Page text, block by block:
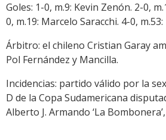
Goles: 1-0, m.9: Kevin Zenón. 2-0,
0, m.19: Marcelo Saracchi. 4-0,
Árbitro: el chileno Cristian Garay
Pol Fernández y Mancilla.
Incidencias: partido válido por la
D de la Copa Sudamericana
Alberto J. Armando ‘La